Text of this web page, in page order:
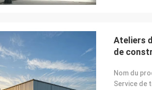
Ateliers
de
Nom du